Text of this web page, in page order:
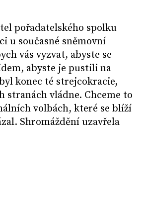
pořadatelského spolku
u současné sněmovní
vás vyzvat, abyste se
abyste je pustili na
konec té strejcokracie,
stranách vládne. Chceme to
volbách, které se blíží
Shromáždění uzavřela